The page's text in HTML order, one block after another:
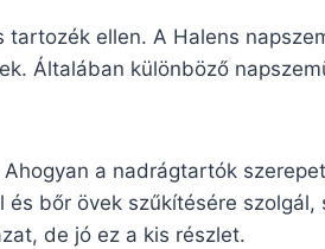
ellen. A Halens
Általában különböző
a nadrágtartók
bőr övek szűkítésére
de jó ez a kis részlet.